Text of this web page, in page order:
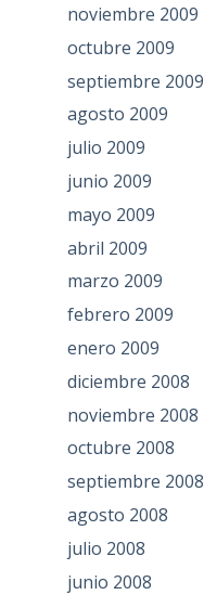
noviembre 2009
octubre 2009
septiembre 2009
agosto 2009
julio 2009
junio 2009
mayo 2009
abril 2009
marzo 2009
febrero 2009
enero 2009
diciembre 2008
noviembre 2008
octubre 2008
septiembre 2008
agosto 2008
julio 2008
junio 2008